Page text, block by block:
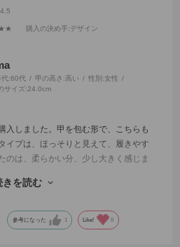
購入の決め手:デザイン
代:60代 甲の高さ:高い 性別:女性
サイズ:24.0cm
入しました。甲を包む形で、こちらも
イプは、ほっそりと見えて、履きやす
のは、柔らかい分、少し大きく感じま
きを読む
参考になった 1 Like! 0